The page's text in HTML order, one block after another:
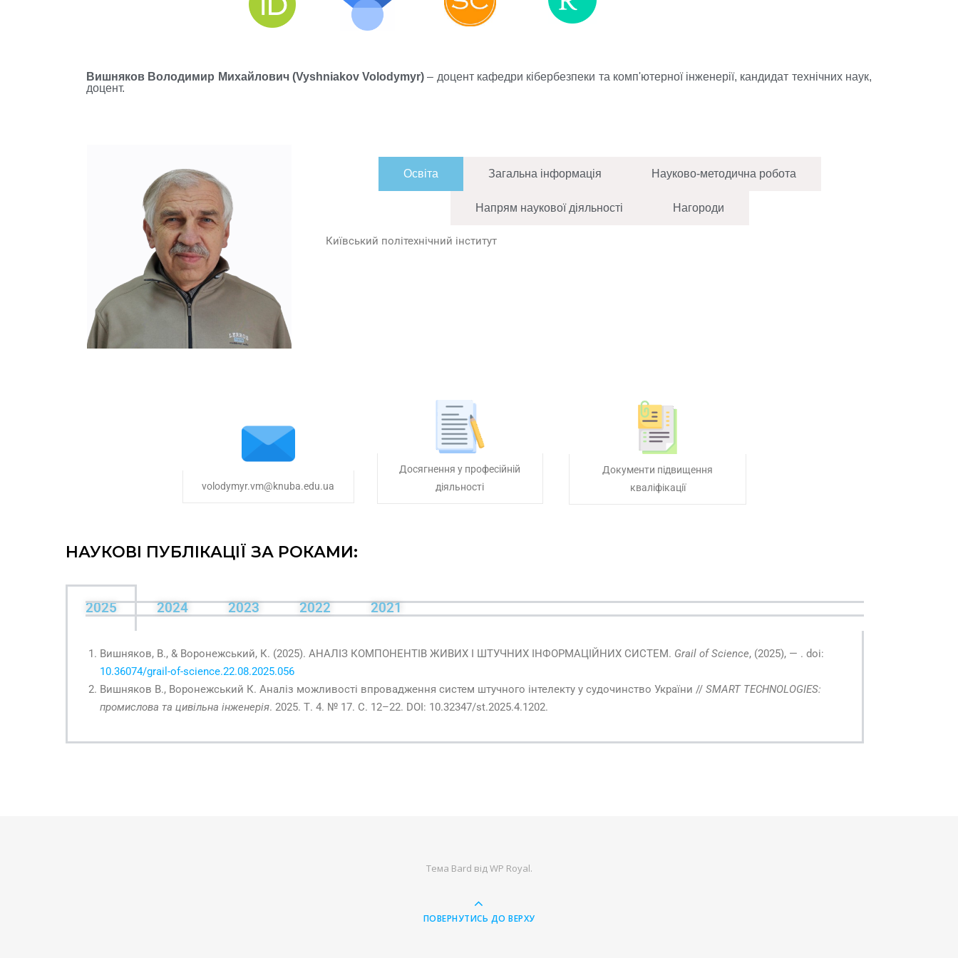
Вишняков Володимир Михайлович (Vyshniakov Volodymyr) – доцент кафедри кібербезпеки та комп'ютерної інженерії, кандидат технічних наук,
доцент.
Освіта Загальна інформація Науково-методична робота
Напрям наукової діяльності Нагороди
Київський політехнічний інститут
volodymyr.vm@knuba.edu.ua
Досягнення у професійній
діяльності
Документи підвищення
кваліфікації
НАУКОВІ ПУБЛІКАЦІЇ ЗА РОКАМИ:
2025 2024 2023 2022 2021
Вишняков, В., & Воронежський, К. (2025). АНАЛІЗ КОМПОНЕНТІВ ЖИВИХ І ШТУЧНИХ ІНФОРМАЦІЙНИХ СИСТЕМ. Grail of Science, (2025), — . doi:
10.36074/grail-of-science.22.08.2025.056
Вишняков В., Воронежський К. Аналіз можливості впровадження систем штучного інтелекту у судочинство України // SMART TECHNOLOGIES:
промислова та цивільна інженерія. 2025. Т. 4. № 17. С. 12–22. DOI: 10.32347/st.2025.4.1202.
Тема Bard відWP Royal.
ПОВЕРНУТИСЬ ДО ВЕРХУ